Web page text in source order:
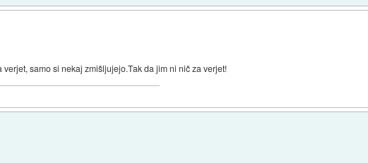
samo si nekaj zmišljujejo.Tak da jim ni nič za verjet!